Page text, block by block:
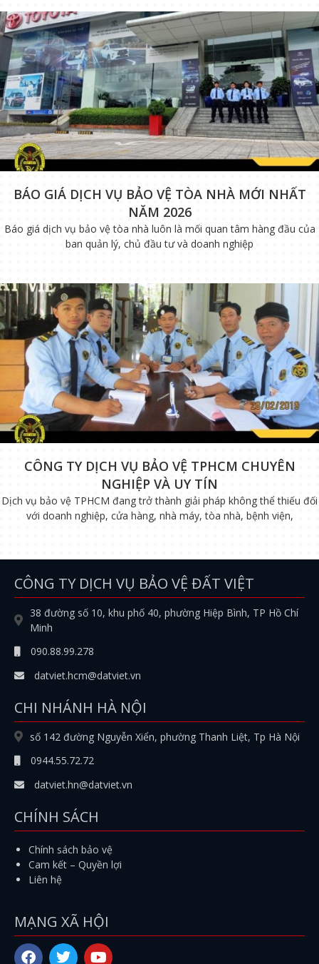
BÁO GIÁ DỊCH VỤ BẢO VỆ TÒA NHÀ MỚI NHẤT
NĂM 2026
Báo giá dịch vụ bảo vệ tòa nhà luôn là mối quan tâm hàng đầu của
ban quản lý, chủ đầu tư và doanh nghiệp
CÔNG TY DỊCH VỤ BẢO VỆ TPHCM CHUYÊN
NGHIỆP VÀ UY TÍN
Dịch vụ bảo vệ TPHCM đang trở thành giải pháp không thể thiếu đối
với doanh nghiệp, cửa hàng, nhà máy, tòa nhà, bệnh viện,
CÔNG TY DỊCH VỤ BẢO VỆ ĐẤT VIỆT
38 đường số 10, khu phố 40, phường Hiệp Bình, TP Hồ Chí
Minh
090.88.99.278
datviet.hcm@datviet.vn
CHI NHÁNH HÀ NỘI
số 142 đường Nguyễn Xiển, phường Thanh Liệt, Tp Hà Nội
0944.55.72.72
datviet.hn@datviet.vn
CHÍNH SÁCH
Chính sách bảo vệ
Cam kết – Quyền lợi
Liên hệ
MẠNG XÃ HỘI